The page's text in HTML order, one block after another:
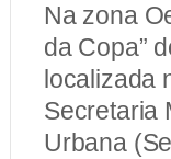
Na zona
da Copa”
localizada
Secretaria
Urbana